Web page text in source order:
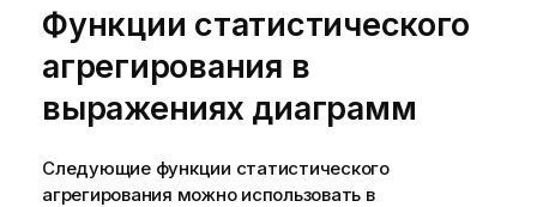
Функции статистического
агрегирования в
выражениях диаграмм
Следующие функции статистического
агрегирования можно использовать в